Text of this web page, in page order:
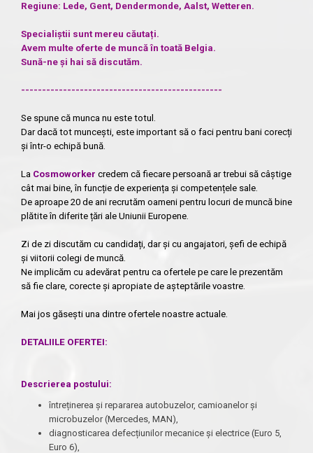
Regiune: Lede, Gent, Dendermonde, Aalst, Wetteren.
Specialiștii sunt mereu căutați.
Avem multe oferte de muncă în toată Belgia.
Sună-ne și hai să discutăm.
------------------------------------------------
Se spune că munca nu este totul.
Dar dacă tot muncești, este important să o faci pentru bani corecți
și într-o echipă bună.
La Cosmoworker credem că fiecare persoană ar trebui să câștige
cât mai bine, în funcție de experiența și competențele sale.
De aproape 20 de ani recrutăm oameni pentru locuri de muncă bine
plătite în diferite țări ale Uniunii Europene.
Zi de zi discutăm cu candidați, dar și cu angajatori, șefi de echipă
și viitorii colegi de muncă.
Ne implicăm cu adevărat pentru ca ofertele pe care le prezentăm
să fie clare, corecte și apropiate de așteptările voastre.
Mai jos găsești una dintre ofertele noastre actuale.
DETALIILE OFERTEI:
Descrierea postului:
întreținerea și repararea autobuzelor, camioanelor și
microbuzelor (Mercedes, MAN),
diagnosticarea defecțiunilor mecanice și electrice (Euro 5,
Euro 6),